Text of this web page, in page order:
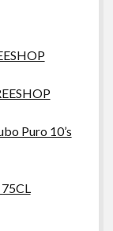
Puro 10’s